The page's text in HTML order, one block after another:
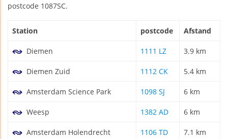
postcode 1087SC.
Station postcode Afstand
Diemen 1111 LZ 3.9 km
Diemen Zuid 1112 CK 5.4 km
Amsterdam Science Park 1098 SJ 6 km
Weesp 1382 AD 6 km
Amsterdam Holendrecht 1106 TD 7.1 km